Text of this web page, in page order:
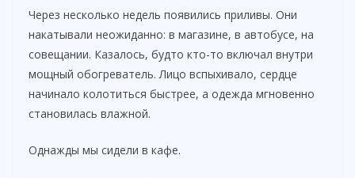
Через несколько недель появились приливы. Они
накатывали неожиданно: в магазине, в автобусе, на
совещании. Казалось, будто кто-то включал внутри
мощный обогреватель. Лицо вспыхивало, сердце
начинало колотиться быстрее, а одежда мгновенно
становилась влажной.
Однажды мы сидели в кафе.